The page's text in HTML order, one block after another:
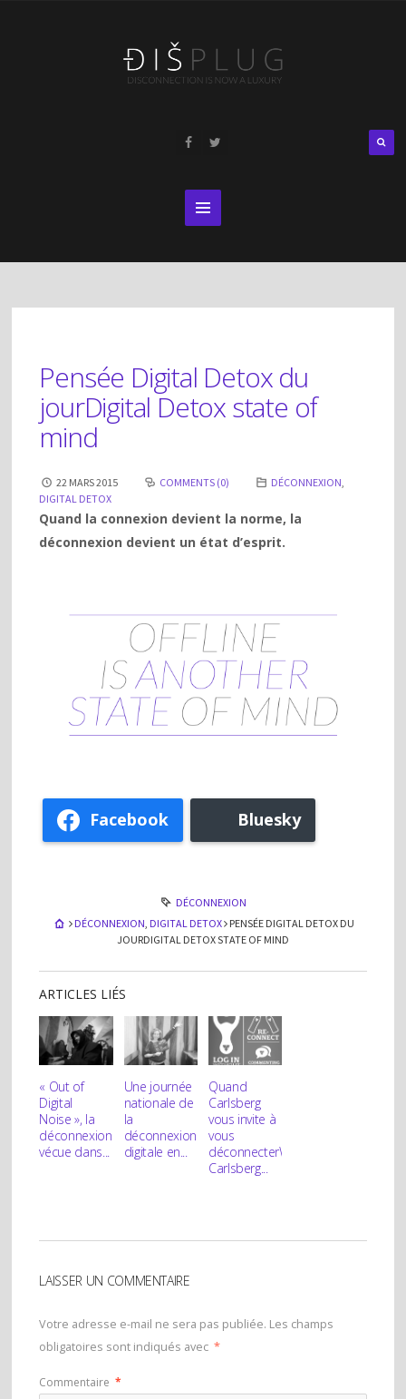
Pensée Digital Detox du
jourDigital Detox state of
mind
22 MARS 2015 COMMENTS (0) DÉCONNEXION
DIGITAL DETOX
Quand la connexion devient la norme, la
déconnexion devient un état d’esprit.
Facebook Bluesky
DÉCONNEXION
DÉCONNEXION DIGITAL DETOX
PENSÉE DIGITAL DETOX DU
JOURDIGITAL DETOX STATE OF MIND
ARTICLES LIÉS
« Out of
Digital
Noise », la
déconnexion
vécue dans...
Une journée
nationale de
la
déconnexion
digitale en...
Quand
Carlsberg
vous invite à
vous
déconnecterWhen
Carlsberg...
LAISSER UN COMMENTAIRE
Votre adresse e-mail ne sera pas publiée. Les champs
obligatoires sont indiqués avec *
Commentaire *